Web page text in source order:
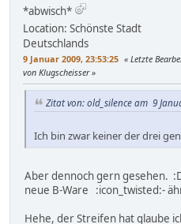
*abwisch*
Location: Schönste Stadt
Deutschlands
9 Januar 2009, 23:53:25 Letzte
von Klugscheisser
Zitat von: old_silence am 9
Ich bin zwar keiner der drei
Aber dennoch gern gesehen.
neue B-Ware :icon_twisted:-
Hehe, der Streifen hat glaube